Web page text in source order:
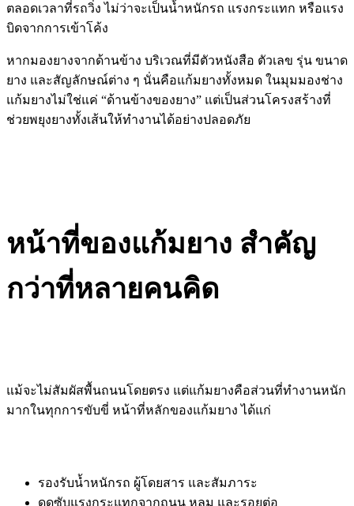
ตลอดเวลาที่รถวิ่ง ไม่ว่าจะเป็นน้ำหนักรถ แรงกระแทก หรือแรง
บิดจากการเข้าโค้ง
หากมองยางจากด้านข้าง บริเวณที่มีตัวหนังสือ ตัวเลข รุ่น ขนาด
ยาง และสัญลักษณ์ต่าง ๆ นั่นคือแก้มยางทั้งหมด ในมุมมองช่าง
แก้มยางไม่ใช่แค่ “ด้านข้างของยาง” แต่เป็นส่วนโครงสร้างที่
ช่วยพยุงยางทั้งเส้นให้ทำงานได้อย่างปลอดภัย
หน้าที่ของแก้มยาง สำคัญ
กว่าที่หลายคนคิด
แม้จะไม่สัมผัสพื้นถนนโดยตรง แต่แก้มยางคือส่วนที่ทำงานหนัก
มากในทุกการขับขี่ หน้าที่หลักของแก้มยาง ได้แก่
รองรับน้ำหนักรถ ผู้โดยสาร และสัมภาระ
ดูดซับแรงกระแทกจากถนน หลุม และรอยต่อ